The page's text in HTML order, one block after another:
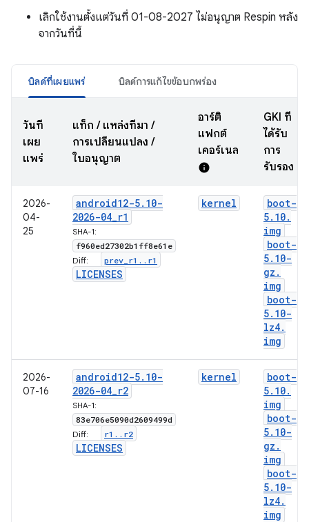
เลิกใช้งานตั้งแต่วันที่ 01-08-2027 ไม่อนุญาต Respin หลัง
จากวันที่นี้
บิลด์ที่เผยแพร่ บิลด์การแก้ไขข้อบกพร่อง
วันที่
เผย
แพร่
แท็ก / แหล่งที่มา /
การเปลี่ยนแปลง /
ใบอนุญาต
อาร์ติ
แฟกต์
เคอร์เนล
info
GKI ที่
ได้รับ
การ
รับรอง
2026-
04-
25
android12-5. 10-
2026-04_r1
SHA-1:
f960ed27302b1ff8e61e
Diff: prev r1 . . r1
LICENSES
kernel
boot-
5. 10.
img
boot-
5. 10-
gz .
img
boot-
5. 10-
lz4.
img
2026-
07-16
android12-5. 10-
2026-04_r2
SHA-1:
83e706e5090d2609499d
Diff: r1 . . r2
LICENSES
kernel
boot-
5. 10.
img
boot-
5. 10-
gz .
img
boot-
5. 10-
lz4.
img